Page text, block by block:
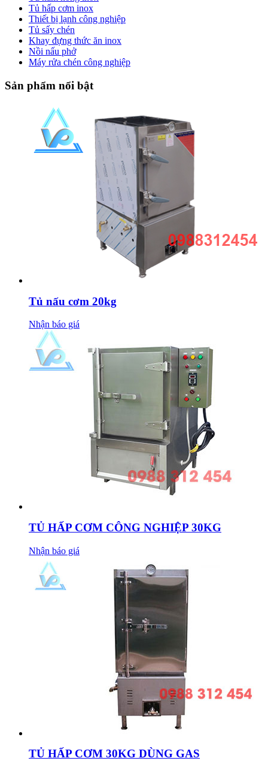
Tủ hấp cơm inox
Thiết bị lạnh công nghiệp
Tủ sấy chén
Khay đựng thức ăn inox
Nồi nấu phở
Máy rửa chén công nghiệp
Sản phẩm nổi bật
Tủ nấu cơm 20kg
Nhận báo giá
TỦ HẤP CƠM CÔNG NGHIỆP 30KG
Nhận báo giá
TỦ HẤP CƠM 30KG DÙNG GAS